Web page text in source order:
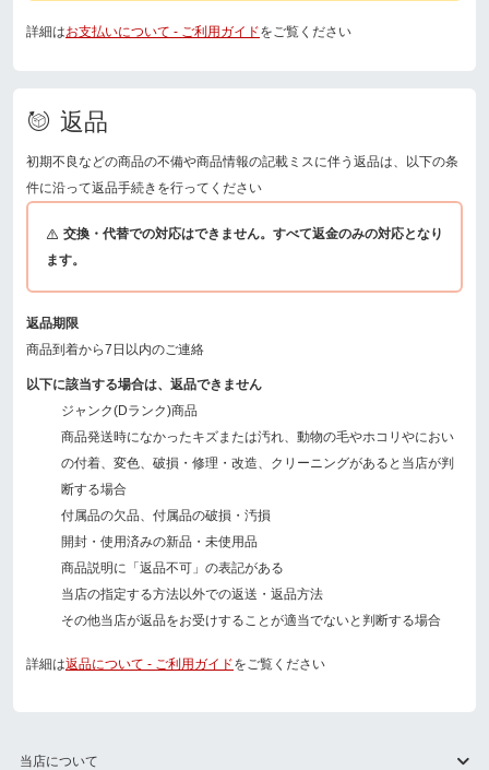
詳細はお支払いについて - ご利用ガイドをご覧ください
返品
初期不良などの商品の不備や商品情報の記載ミスに伴う返品は、以下の条
件に沿って返品手続きを行ってください
交換・代替での対応はできません。すべて返金のみの対応となり
ます。
返品期限
商品到着から7日以内のご連絡
以下に該当する場合は、返品できません
ジャンク(Dランク)商品
商品発送時になかったキズまたは汚れ、動物の毛やホコリやにおい
の付着、変色、破損・修理・改造、クリーニングがあると当店が判
断する場合
付属品の欠品、付属品の破損・汚損
開封・使用済みの新品・未使用品
商品説明に「返品不可」の表記がある
当店の指定する方法以外での返送・返品方法
その他当店が返品をお受けすることが適当でないと判断する場合
詳細は返品について - ご利用ガイドをご覧ください
当店について